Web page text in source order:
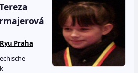
Tereza
Praha